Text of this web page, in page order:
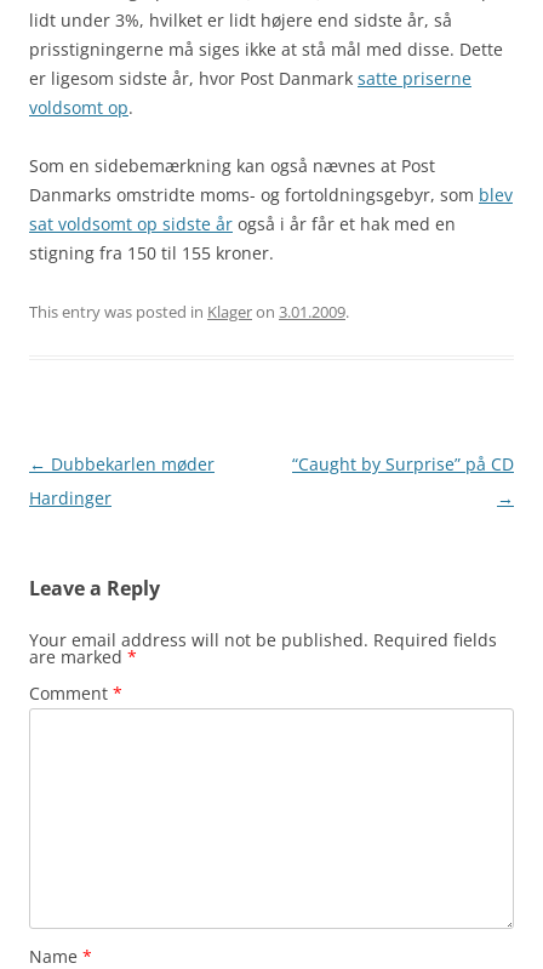
lidt under 3%, hvilket er lidt højere end sidste år, så
prisstigningerne må siges ikke at stå mål med disse. Dette
er ligesom sidste år, hvor Post Danmark satte priserne
voldsomt op.
Som en sidebemærkning kan også nævnes at Post
Danmarks omstridte moms- og fortoldningsgebyr, som blev
sat voldsomt op sidste år også i år får et hak med en
stigning fra 150 til 155 kroner.
This entry was posted in Klageron 3.01.2009.
Post
navigation
← Dubbekarlen møder
Hardinger
“Caught by Surprise” på CD
→
Leave a Reply
Your email address will not be published. Required fields
are marked *
Comment *
Name *